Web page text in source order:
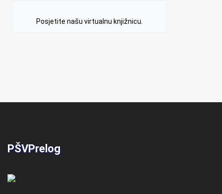
Posjetite našu virtualnu knjižnicu.
PŠVPrelog